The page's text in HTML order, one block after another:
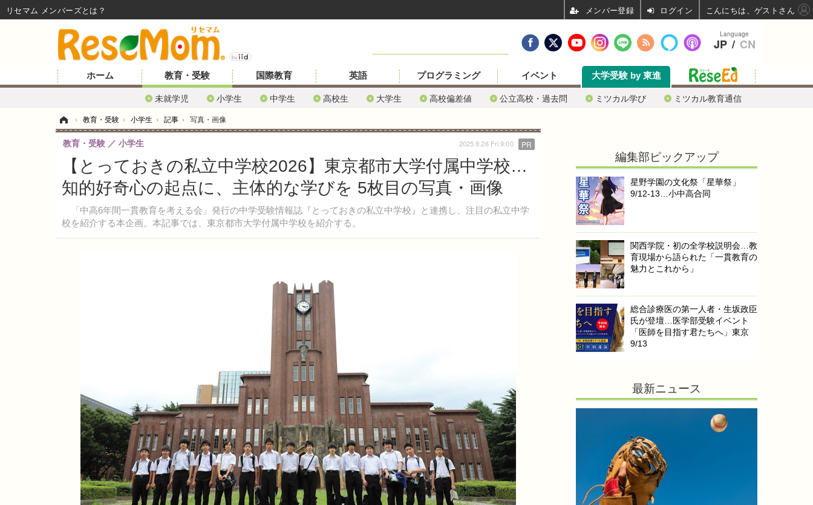
ホーム 教育・受験
未就学児 小学生 中学生 高校生 大学生 高校偏差値 公立高校・過去問 ミツカル学び ミツカル教育通信
国際教育 英語 プログラミング イベント 大学受験 by 東進
› 教育・受験 › 小学生 › 記事 › 写真・画像
【とっておきの私立中学校2026】東京都市大学付属中学校…
知的好奇心の起点に、主体的な学びを 5枚目の写真・画像
「中高6年間一貫教育を考える会」発行の中学受験情報誌『とっておきの私立中学校』と連携し、注目の私立中学
校を紹介する本企画。本記事では、東京都市大学付属中学校を紹介する。
教育・受験 小学生 2025.9.26 Fri 9:00 PR
編集部ピックアップ
星野学園の文化祭「星華祭」
9/12-13…小中高合同
関西学院・初の全学校説明会…教
育現場から語られた「一貫教育の
魅力とこれから」
総合診療医の第一人者・生坂政臣
氏が登壇…医学部受験イベント
「医師を目指す君たちへ」東京
9/13
最新ニュース
Language
JP / CN
リセマム メンバーズ ログイン こんにちは、ゲストさん